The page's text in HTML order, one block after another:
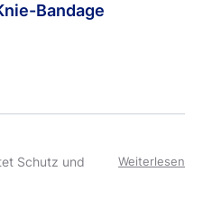
Bandage
Schutz und
Weiterlesen